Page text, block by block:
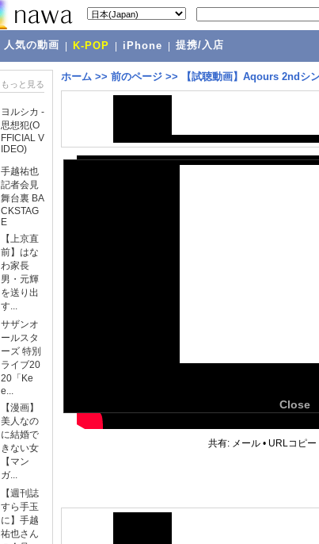
人気の動画 K-POP iPhone 提携/入店
もっと見る
ヨルシカ -
思想犯(O
FFICIAL V
IDEO)
手越祐也
記者会見
舞台裏 BA
CKSTAG
E
【上京直
前】はな
わ家長
男・元輝
を送り出
す...
サザンオ
ールスタ
ーズ 特別
ライブ20
20「Ke
e...
【漫画】
美人なの
に結婚で
きない女
【マン
ガ...
【週刊誌
すら手玉
に】手越
祐也さん
ホーム >> 前のページ >> 【試聴動画】Aqours 2ndシ
Close
共有: メール • URLコピー